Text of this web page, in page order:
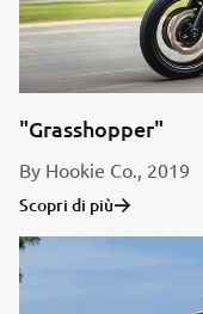
"Grasshopper"
By Hookie Co., 2019
Scopri di più